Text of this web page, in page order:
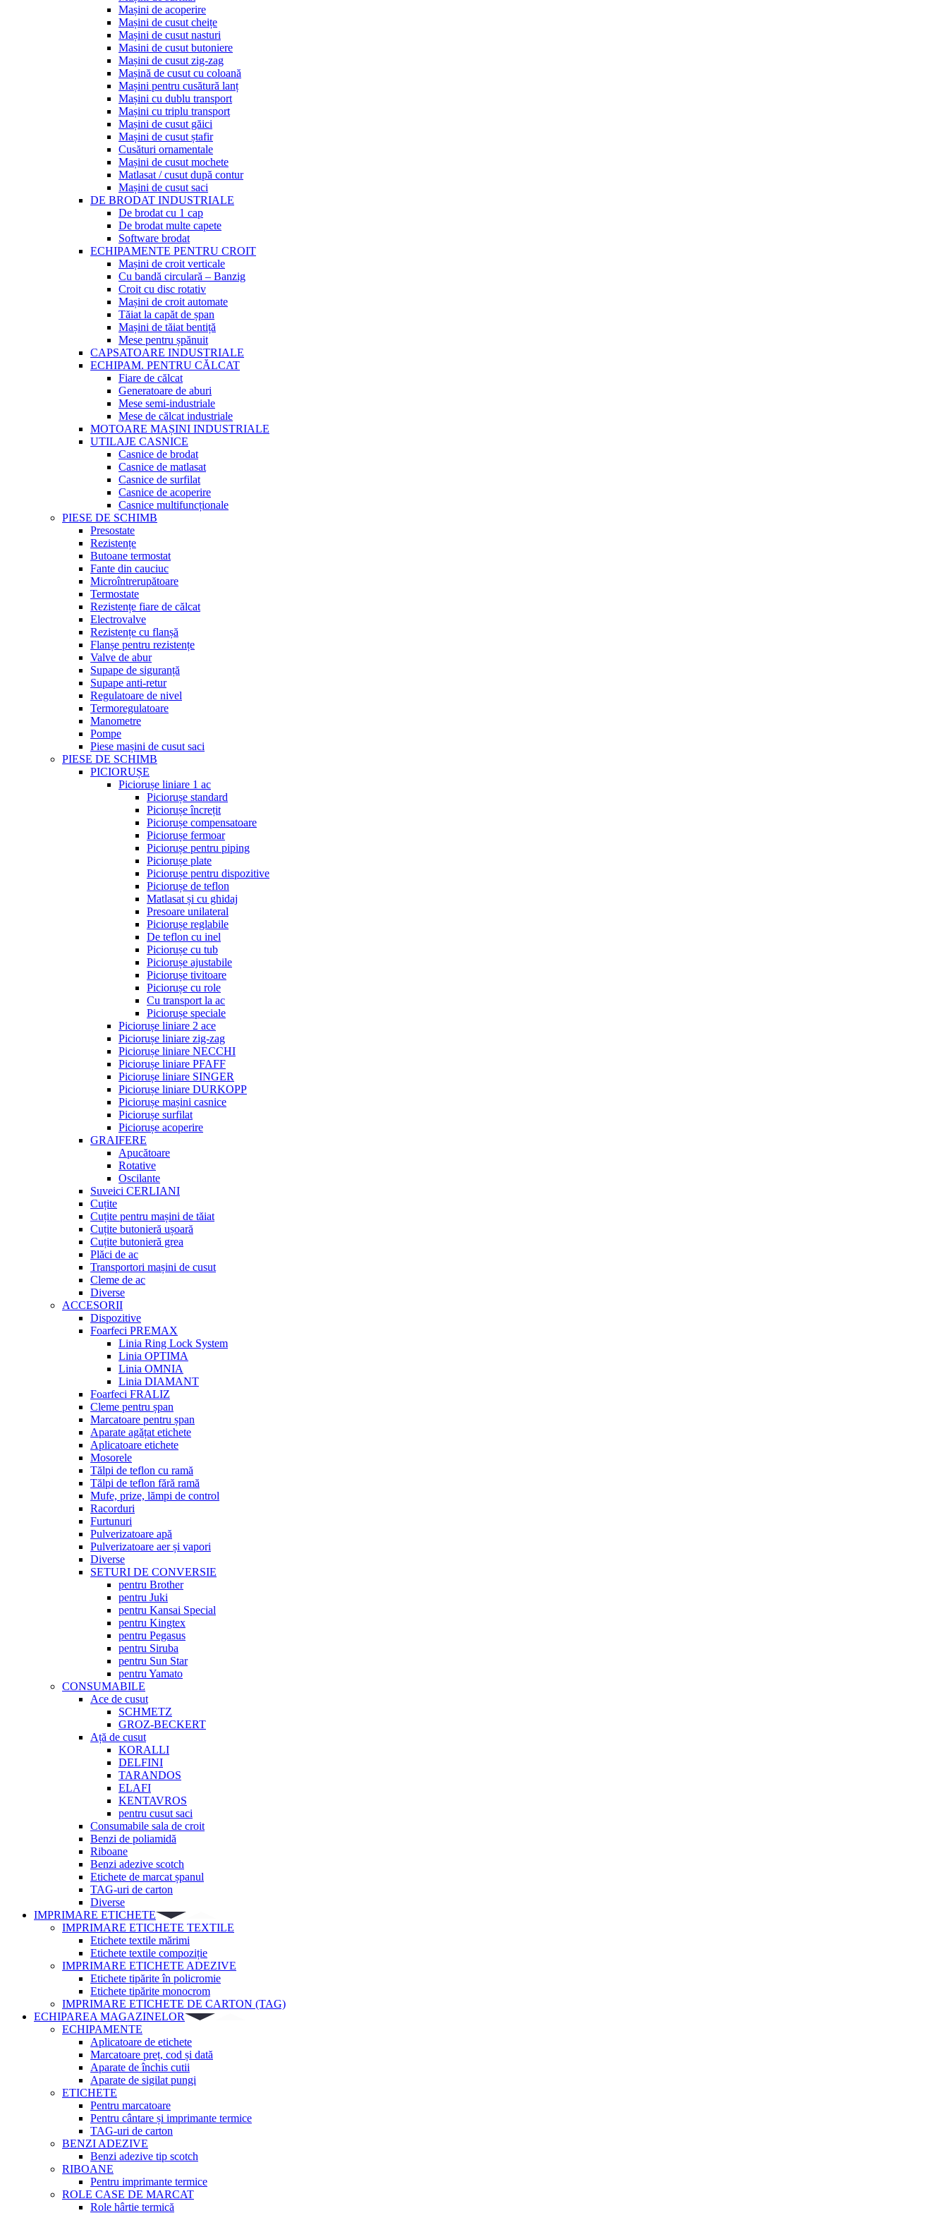
Mașini de acoperire
Mașini de cusut cheițe
Mașini de cusut nasturi
Masini de cusut butoniere
Mașini de cusut zig-zag
Mașină de cusut cu coloană
Mașini pentru cusătură lanț
Mașini cu dublu transport
Mașini cu triplu transport
Mașini de cusut găici
Mașini de cusut ștafir
Cusături ornamentale
Mașini de cusut mochete
Matlasat / cusut după contur
Mașini de cusut saci
DE BRODAT INDUSTRIALE
De brodat cu 1 cap
De brodat multe capete
Software brodat
ECHIPAMENTE PENTRU CROIT
Mașini de croit verticale
Cu bandă circulară – Banzig
Croit cu disc rotativ
Mașini de croit automate
Tăiat la capăt de șpan
Mașini de tăiat bentiță
Mese pentru șpănuit
CAPSATOARE INDUSTRIALE
ECHIPAM. PENTRU CĂLCAT
Fiare de călcat
Generatoare de aburi
Mese semi-industriale
Mese de călcat industriale
MOTOARE MAȘINI INDUSTRIALE
UTILAJE CASNICE
Casnice de brodat
Casnice de matlasat
Casnice de surfilat
Casnice de acoperire
Casnice multifuncționale
PIESE DE SCHIMB
Presostate
Rezistențe
Butoane termostat
Fante din cauciuc
Microîntrerupătoare
Termostate
Rezistențe fiare de călcat
Electrovalve
Rezistențe cu flanșă
Flanșe pentru rezistențe
Valve de abur
Supape de siguranță
Supape anti-retur
Regulatoare de nivel
Termoregulatoare
Manometre
Pompe
Piese mașini de cusut saci
PIESE DE SCHIMB
PICIORUȘE
Piciorușe liniare 1 ac
Piciorușe standard
Piciorușe încrețit
Piciorușe compensatoare
Piciorușe fermoar
Piciorușe pentru piping
Piciorușe plate
Piciorușe pentru dispozitive
Piciorușe de teflon
Matlasat și cu ghidaj
Presoare unilateral
Piciorușe reglabile
De teflon cu inel
Piciorușe cu tub
Piciorușe ajustabile
Piciorușe tivitoare
Piciorușe cu role
Cu transport la ac
Piciorușe speciale
Piciorușe liniare 2 ace
Piciorușe liniare zig-zag
Piciorușe liniare NECCHI
Piciorușe liniare PFAFF
Piciorușe liniare SINGER
Piciorușe liniare DURKOPP
Piciorușe mașini casnice
Piciorușe surfilat
Piciorușe acoperire
GRAIFERE
Apucătoare
Rotative
Oscilante
Suveici CERLIANI
Cuțite
Cuțite pentru mașini de tăiat
Cuțite butonieră ușoară
Cuțite butonieră grea
Plăci de ac
Transportori mașini de cusut
Cleme de ac
Diverse
ACCESORII
Dispozitive
Foarfeci PREMAX
Linia Ring Lock System
Linia OPTIMA
Linia OMNIA
Linia DIAMANT
Foarfeci FRALIZ
Cleme pentru șpan
Marcatoare pentru șpan
Aparate agățat etichete
Aplicatoare etichete
Mosorele
Tălpi de teflon cu ramă
Tălpi de teflon fără ramă
Mufe, prize, lămpi de control
Racorduri
Furtunuri
Pulverizatoare apă
Pulverizatoare aer și vapori
Diverse
SETURI DE CONVERSIE
pentru Brother
pentru Juki
pentru Kansai Special
pentru Kingtex
pentru Pegasus
pentru Siruba
pentru Sun Star
pentru Yamato
CONSUMABILE
Ace de cusut
SCHMETZ
GROZ-BECKERT
Ață de cusut
KORALLI
DELFINI
TARANDOS
ELAFI
KENTAVROS
pentru cusut saci
Consumabile sala de croit
Benzi de poliamidă
Riboane
Benzi adezive scotch
Etichete de marcat șpanul
TAG-uri de carton
Diverse
IMPRIMARE ETICHETE
IMPRIMARE ETICHETE TEXTILE
Etichete textile mărimi
Etichete textile compoziție
IMPRIMARE ETICHETE ADEZIVE
Etichete tipărite în policromie
Etichete tipărite monocrom
IMPRIMARE ETICHETE DE CARTON (TAG)
ECHIPAREA MAGAZINELOR
ECHIPAMENTE
Aplicatoare de etichete
Marcatoare preț, cod și dată
Aparate de închis cutii
Aparate de sigilat pungi
ETICHETE
Pentru marcatoare
Pentru cântare și imprimante termice
TAG-uri de carton
BENZI ADEZIVE
Benzi adezive tip scotch
RIBOANE
Pentru imprimante termice
ROLE CASE DE MARCAT
Role hârtie termică